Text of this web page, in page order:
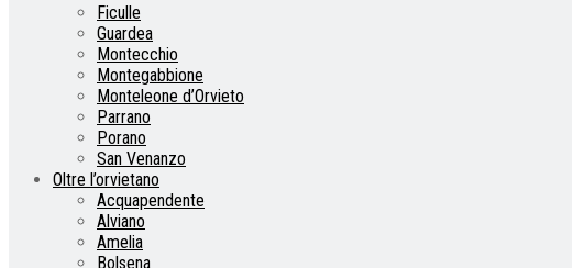
Ficulle
Guardea
Montecchio
Montegabbione
Monteleone d’Orvieto
Parrano
Porano
San Venanzo
Oltre l’orvietano
Acquapendente
Alviano
Amelia
Bolsena